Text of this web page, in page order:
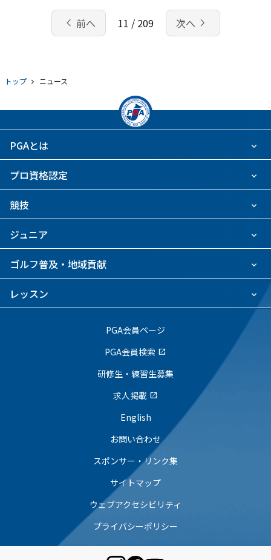
chevron_left 前へ 11 / 209 次へ navigate_next
トップ ニュース
PGAとは
プロ資格認定
競技
ジュニア
ゴルフ普及・地域貢献
レッスン
PGA会員ページ
PGA会員検索 open_in_new
研修生・練習生募集
求人掲載 open_in_new
English
お問い合わせ
スポンサー・リンク集
サイトマップ
ウェブアクセシビリティ
プライバシーポリシー